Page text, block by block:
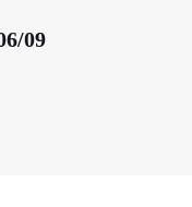
09